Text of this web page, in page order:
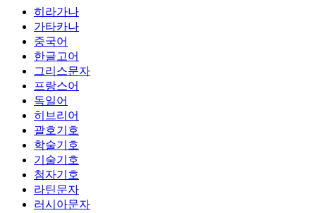
히라가나
가타카나
중국어
한글고어
그리스문자
프랑스어
독일어
히브리어
괄호기호
학술기호
기술기호
첨자기호
라틴문자
러시아문자